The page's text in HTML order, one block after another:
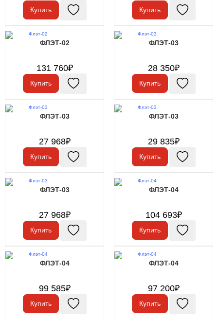
Купить Купить
ФЛЭТ-02
131 760₽
Купить
ФЛЭТ-03
28 350₽
Купить
ФЛЭТ-03
27 968₽
Купить
ФЛЭТ-03
29 835₽
Купить
ФЛЭТ-03
27 968₽
Купить
ФЛЭТ-04
104 693₽
Купить
ФЛЭТ-04
99 585₽
Купить
ФЛЭТ-04
97 200₽
Купить